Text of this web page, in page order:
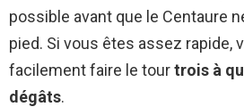
possible avant que le Centaure
pied. Si vous êtes assez rapide,
facilement faire le tourtrois à
dégâts.